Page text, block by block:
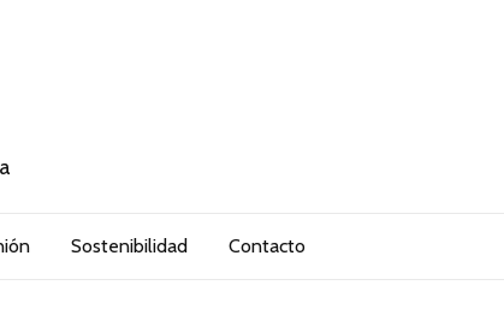
Sostenibilidad Contacto